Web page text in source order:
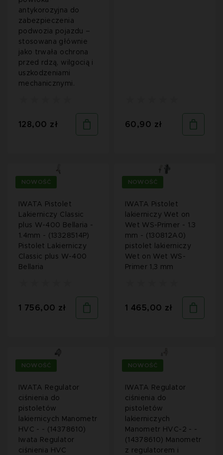
antykorozyjna do
zabezpieczenia
podwozia pojazdu –
stosowana głównie
jako trwała ochrona
przed rdzą, wilgocią i
uszkodzeniami
mechanicznymi.
128,00 zł 60,90 zł
NOWOŚĆ
IWATA Pistolet
Lakierniczy Classic
plus W-400 Bellaria -
1.4mm - (13328514P)
Pistolet Lakierniczy
Classic plus W-400
Bellaria
1 756,00 zł
NOWOŚĆ
IWATA Pistolet
lakierniczy Wet on
Wet WS-Primer - 1.3
mm - (130812A0)
pistolet lakierniczy
Wet on Wet WS-
Primer 1,3 mm
1 465,00 zł
NOWOŚĆ
IWATA Regulator
ciśnienia do
pistoletów
lakiernicych Manometr
HVC - - (14378610)
Iwata Regulator
ciśnienia HVC
NOWOŚĆ
IWATA Regulator
ciśnienia do
pistoletów
lakierniczych
Manometr HVC-2 - -
(14378610) Manometr
z regulatorem i